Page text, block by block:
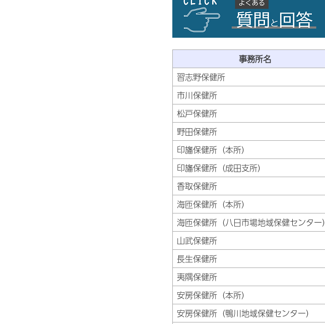
事務所名
習志野保健所
市川保健所
松戸保健所
野田保健所
印旛保健所（本所）
印旛保健所（成田支所）
香取保健所
海匝保健所（本所）
海匝保健所（八日市場地域保健センター）
山武保健所
長生保健所
夷隅保健所
安房保健所（本所）
安房保健所（鴨川地域保健センター）